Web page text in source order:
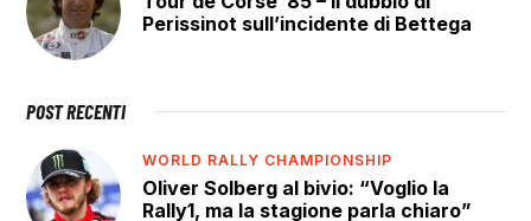
Perissinot sull’incidente di Bettega
POST RECENTI
WORLD RALLY CHAMPIONSHIP
Oliver Solberg al bivio: “Voglio la
Rally1, ma la stagione parla chiaro”